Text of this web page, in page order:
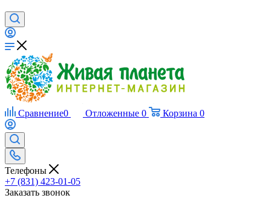
Сравнение0 Отложенные 0 Корзина 0
Телефоны
+7 (831) 423-01-05
Заказать звонок